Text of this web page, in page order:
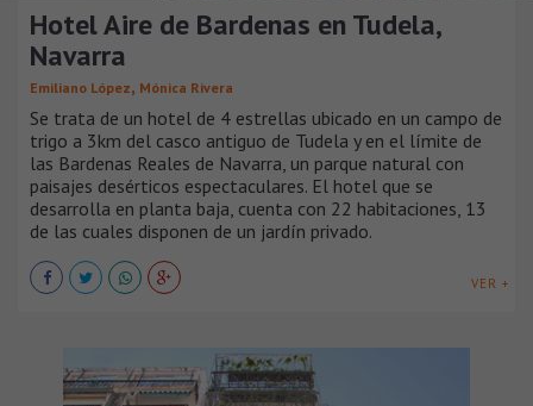
Hotel Aire de Bardenas en Tudela,
Navarra
Emiliano López, Mónica Rivera
Se trata de un hotel de 4 estrellas ubicado en un campo de
trigo a 3km del casco antiguo de Tudela y en el límite de
las Bardenas Reales de Navarra, un parque natural con
paisajes desérticos espectaculares. El hotel que se
desarrolla en planta baja, cuenta con 22 habitaciones, 13
de las cuales disponen de un jardín privado.
VER +